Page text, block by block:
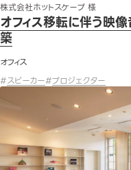
株式会社ホットスケープ 様
オフィス移転に伴う映
築
オフィス
#スピーカー#プロジェクター
在外公館内会議室の映像